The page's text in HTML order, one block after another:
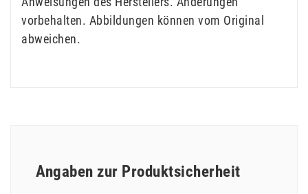
vorbehalten. Abbildungen können vom Original
abweichen.
Angaben zur Produktsicherheit